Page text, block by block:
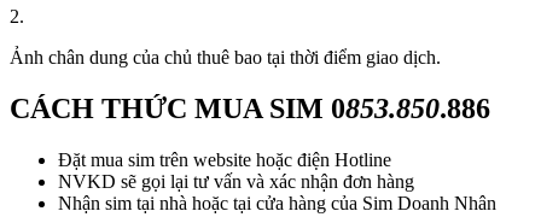
2.
Ảnh chân dung của chủ thuê bao tại thời điểm giao dịch.
CÁCH THỨC MUA SIM 0853.850.886
Đặt mua sim trên website hoặc điện Hotline
NVKD sẽ gọi lại tư vấn và xác nhận đơn hàng
Nhận sim tại nhà hoặc tại cửa hàng của Sim Doanh Nhân